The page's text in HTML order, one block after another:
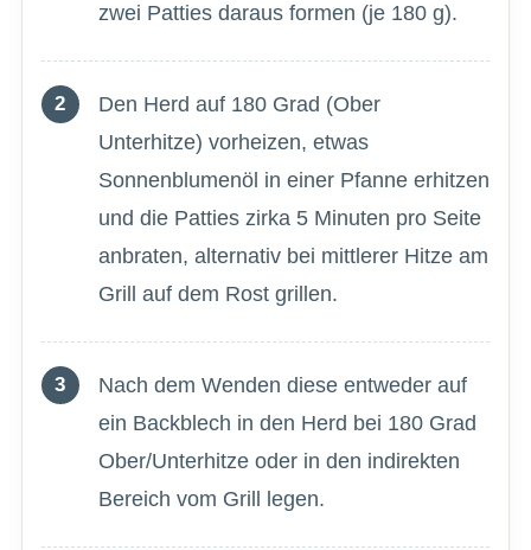
zwei Patties daraus formen (je 180 g).
Den Herd auf 180 Grad (Ober
Unterhitze) vorheizen, etwas
Sonnenblumenöl in einer Pfanne erhitzen
und die Patties zirka 5 Minuten pro Seite
anbraten, alternativ bei mittlerer Hitze am
Grill auf dem Rost grillen.
Nach dem Wenden diese entweder auf
ein Backblech in den Herd bei 180 Grad
Ober/Unterhitze oder in den indirekten
Bereich vom Grill legen.